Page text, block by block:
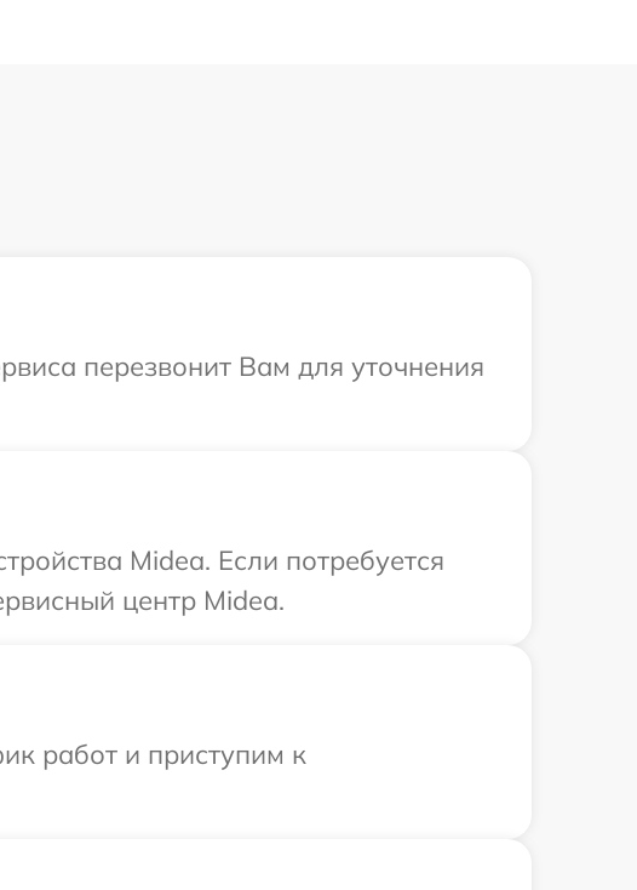
перезвонит Вам для уточнения
Midea. Если потребуется
центр Midea.
работ и приступим к